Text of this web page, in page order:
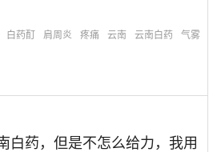
白药酊 肩周炎 疼痛 云南 云南白药
气雾
白药，但是不怎么给力，我用